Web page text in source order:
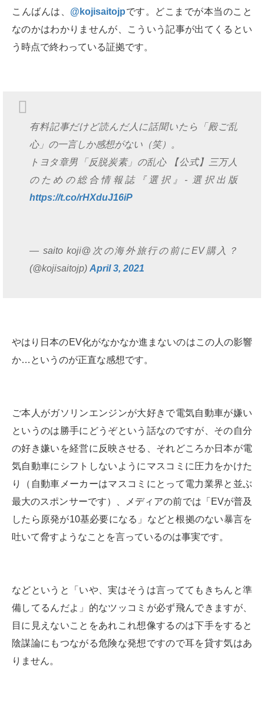
こんばんは、 @kojisaitojpです。どこまでが本当のこと
なのかはわかりませんが、こういう記事が出てくるとい
う時点で終わっている証拠です。
有料記事だけど読んだ人に話聞いたら「殿ご乱
心」の一言しか感想がない（笑）。
トヨタ章男「反脱炭素」の乱心 【公式】三万人
のための総合情報誌『選択』- 選択出版
https://t.co/rHXduJ16iP
— saito koji@次の海外旅行の前にEV購入？
(@kojisaitojp) April 3, 2021
やはり日本のEV化がなかなか進まないのはこの人の影響
か…というのが正直な感想です。
ご本人がガソリンエンジンが大好きで電気自動車が嫌い
というのは勝手にどうぞという話なのですが、その自分
の好き嫌いを経営に反映させる、それどころか日本が電
気自動車にシフトしないようにマスコミに圧力をかけた
り（自動車メーカーはマスコミにとって電力業界と並ぶ
最大のスポンサーです）、メディアの前では「EVが普及
したら原発が10基必要になる」などと根拠のない暴言を
吐いて脅すようなことを言っているのは事実です。
などというと「いや、実はそうは言っててもきちんと準
備してるんだよ」的なツッコミが必ず飛んできますが、
目に見えないことをあれこれ想像するのは下手をすると
陰謀論にもつながる危険な発想ですので耳を貸す気はあ
りません。